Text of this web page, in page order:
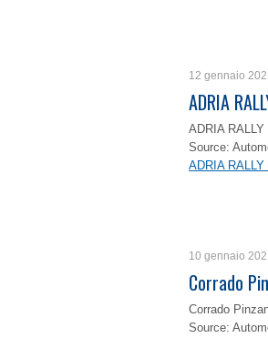
12 gennaio
ADRIA
ADRIA
Source:
ADRIA
10 gennaio
Corrado
Corrado
Source: